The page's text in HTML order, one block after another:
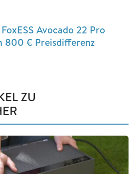
Avocado 22 Pro
800 € Preisdifferenz
ZU